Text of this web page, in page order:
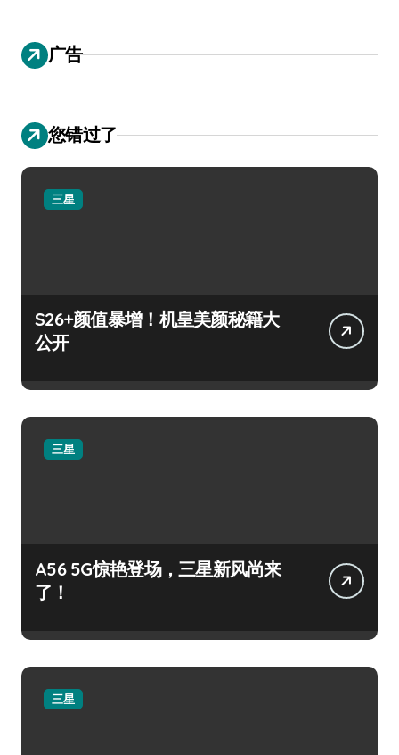
广告
您错过了
三星
S26+颜值暴增！机皇美颜秘籍大
公开
三星
A56 5G惊艳登场，三星新风尚来
了！
三星